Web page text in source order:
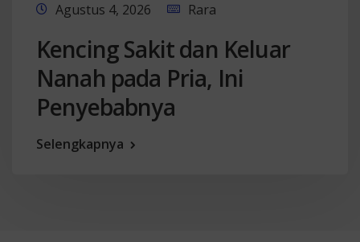
Agustus 4, 2026 Rara
Kencing Sakit dan Keluar
Nanah pada Pria, Ini
Penyebabnya
Selengkapnya